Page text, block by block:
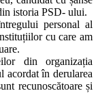
istoria PSD- ului.
personal al
cu care am
din organizația
acordat în derularea
recunoscătoare și